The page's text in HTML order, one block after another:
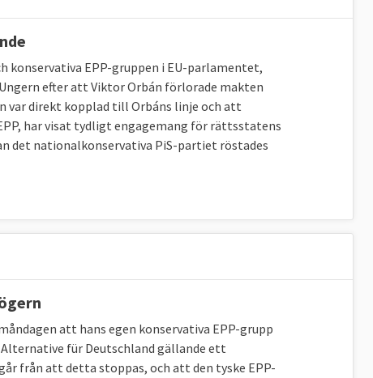
konservativa EPP-gruppen i EU-parlamentet,
efter att Viktor Orbán förlorade makten
var direkt kopplad till Orbáns linje och att
har visat tydligt engagemang för rättsstatens
det nationalkonservativa PiS-partiet röstades
att hans egen konservativa EPP-grupp
für Deutschland gällande ett
från att detta stoppas, och att den tyske EPP-